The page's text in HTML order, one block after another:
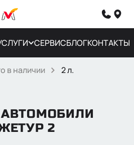
СЕРВИСБЛОГКОНТАКТЫ
в наличии 2 л.
2